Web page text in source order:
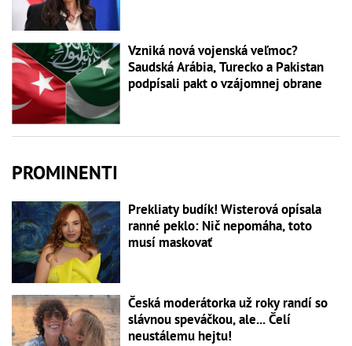
Vzniká nová vojenská veľmoc?
Saudská Arábia, Turecko a Pakistan
podpísali pakt o vzájomnej obrane
PROMINENTI
Prekliaty budík! Wisterová opísala
ranné peklo: Nič nepomáha, toto
musí maskovať
Česká moderátorka už roky randí so
slávnou speváčkou, ale... Čelí
neustálemu hejtu!